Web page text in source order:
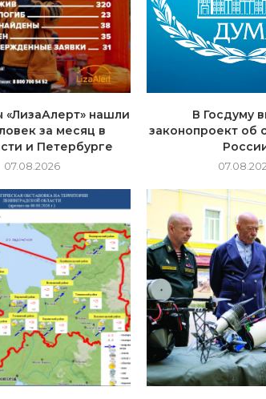
«ЛизаАлерт» нашли
за месяц в
и Петербурге
07.08.2026
В Госдуму
законопроект об